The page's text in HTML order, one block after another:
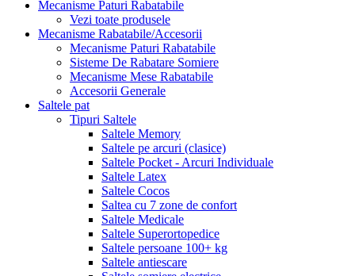
Mecanisme Paturi Rabatabile
Vezi toate produsele
Mecanisme Rabatabile/Accesorii
Mecanisme Paturi Rabatabile
Sisteme De Rabatare Somiere
Mecanisme Mese Rabatabile
Accesorii Generale
Saltele pat
Tipuri Saltele
Saltele Memory
Saltele pe arcuri (clasice)
Saltele Pocket - Arcuri Individuale
Saltele Latex
Saltele Cocos
Saltea cu 7 zone de confort
Saltele Medicale
Saltele Superortopedice
Saltele persoane 100+ kg
Saltele antiescare